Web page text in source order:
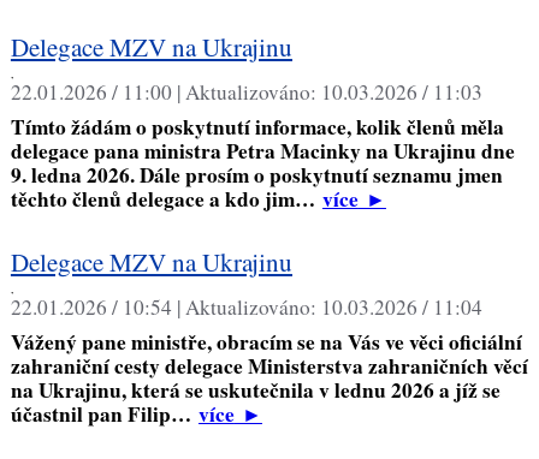
Delegace MZV na Ukrajinu
,
22.01.2026 / 11:00 |Aktualizováno: 10.03.2026 / 11:03
Tímto žádám o poskytnutí informace, kolik členů měla
delegace pana ministra Petra Macinky na Ukrajinu dne
9. ledna 2026. Dále prosím o poskytnutí seznamu jmen
těchto členů delegace a kdo jim… více►
Delegace MZV na Ukrajinu
,
22.01.2026 / 10:54 |Aktualizováno: 10.03.2026 / 11:04
Vážený pane ministře, obracím se na Vás ve věci oficiální
zahraniční cesty delegace Ministerstva zahraničních věcí
na Ukrajinu, která se uskutečnila v lednu 2026 a jíž se
účastnil pan Filip… více►